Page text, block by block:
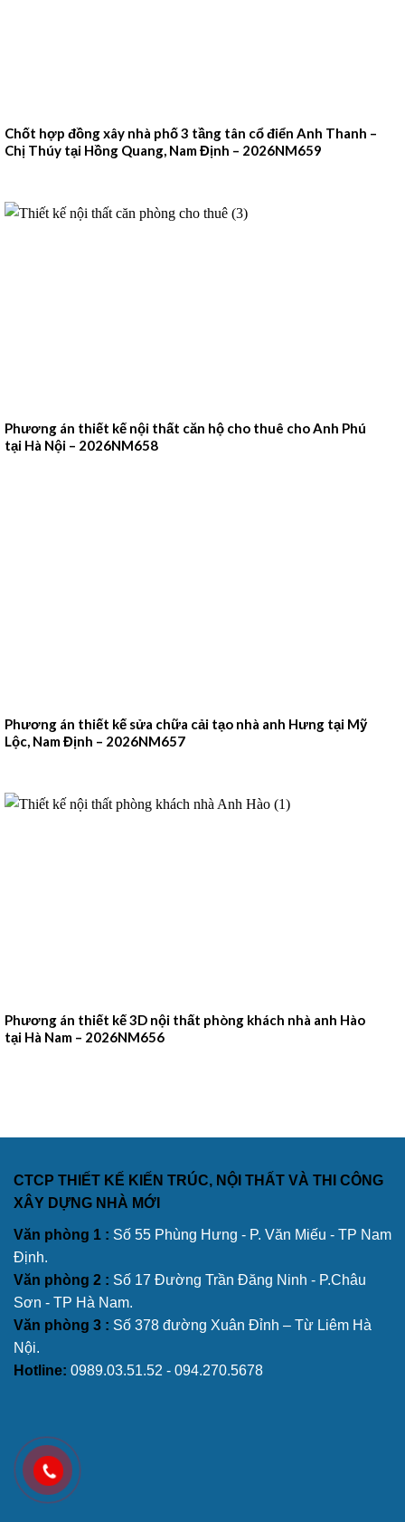
Chốt hợp đồng xây nhà phố 3 tầng tân cổ điển Anh Thanh –
Chị Thúy tại Hồng Quang, Nam Định – 2026NM659
Phương án thiết kế nội thất căn hộ cho thuê cho Anh Phú
tại Hà Nội – 2026NM658
Phương án thiết kế sửa chữa cải tạo nhà anh Hưng tại Mỹ
Lộc, Nam Định – 2026NM657
Phương án thiết kế 3D nội thất phòng khách nhà anh Hào
tại Hà Nam – 2026NM656
CTCP THIẾT KẾ KIẾN TRÚC, NỘI THẤT VÀ THI CÔNG
XÂY DỰNG NHÀ MỚI
Văn phòng 1 : Số 55 Phùng Hưng - P. Văn Miếu - TP Nam
Định.
Văn phòng 2 : Số 17 Đường Trần Đăng Ninh - P.Châu
Sơn - TP Hà Nam.
Văn phòng 3 : Số 378 đường Xuân Đỉnh – Từ Liêm Hà
Nội.
Hotline: 0989.03.51.52 - 094.270.5678